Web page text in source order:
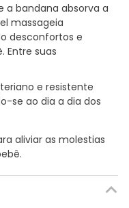
a bandana absorva a
massageia
desconfortos e
Entre suas
e resistente
se ao dia a dia dos
aliviar as molestias